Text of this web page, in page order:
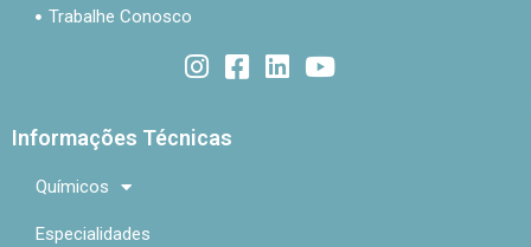
Trabalhe Conosco
Informações Técnicas
Químicos
Especialidades